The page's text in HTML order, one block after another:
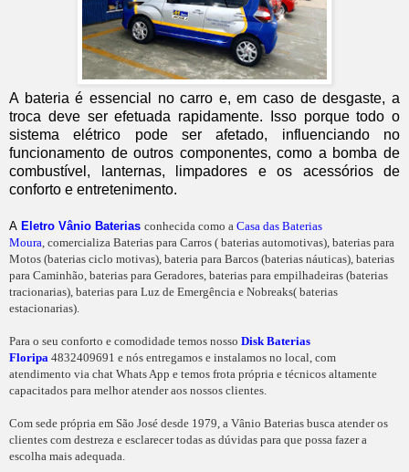
A bateria é essencial no carro e, em caso de desgaste, a
troca deve ser efetuada rapidamente. Isso porque todo o
sistema elétrico pode ser afetado, influenciando no
funcionamento de outros componentes, como a bomba de
combustível, lanternas, limpadores e os acessórios de
conforto e entretenimento.
A Eletro Vânio Baterias conhecida como a Casa das Baterias
Moura , comercializa Baterias para Carros ( baterias automotivas), baterias para
Motos (baterias ciclo motivas), bateria para Barcos (baterias náuticas), baterias
para Caminhão, baterias para Geradores, baterias para empilhadeiras (baterias
tracionarias), baterias para Luz de Emergência e Nobreaks( baterias
estacionarias).
Para o seu conforto e comodidade temos nosso Disk Baterias
Floripa 4832409691 e nós entregamos e instalamos no local, com
atendimento via chat Whats App e temos frota própria e técnicos altamente
capacitados para melhor atender aos nossos clientes.
Com sede própria em São José desde 1979, a Vânio Baterias busca atender os
clientes com destreza e esclarecer todas as dúvidas para que possa fazer a
escolha mais adequada.